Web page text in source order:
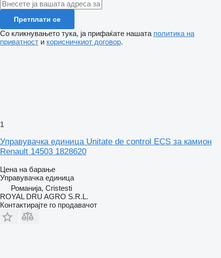
Претплати се
Со кликнувањето тука, ја прифаќате нашата политика на
приватност и корисничкиот договор.
1
Управувачка единица Unitate de control ECS за камион
Renault 14503 1828620
Цена на барање
Управувачка единица
Романија, Cristesti
ROYAL DRU AGRO S.R.L.
Контактирајте го продавачот